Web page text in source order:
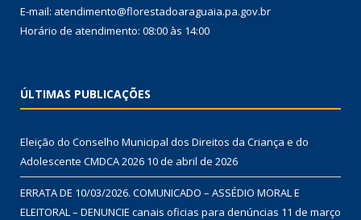
E-mail: atendimento@florestadoaraguaia.pa.gov.br
Horário de atendimento: 08:00 às 14:00
ÚLTIMAS PUBLICAÇÕES
Eleição do Conselho Municipal dos Direitos da Criança e do
Adolescente CMDCA 2026 10 de abril de 2026
ERRATA DE 10/03/2026. COMUNICADO – ASSÉDIO MORAL E
ELEITORAL – DENUNCIE canais oficias para denúncias 11 de março